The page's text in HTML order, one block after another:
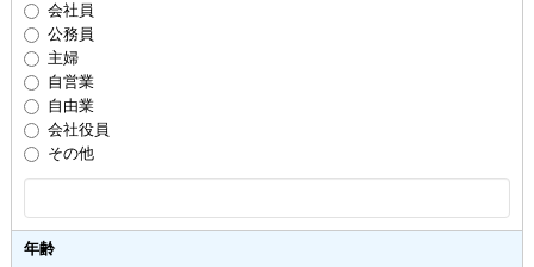
会社員
公務員
主婦
自営業
自由業
会社役員
その他
年齢